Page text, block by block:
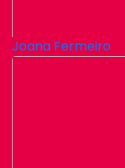
Joana Fermeiro